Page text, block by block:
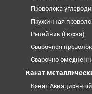
Проволока
Пружинная
Репейник (Гюрза)
Сварочная
Сварочно
Канат
Канат Авиационный